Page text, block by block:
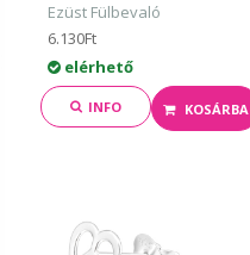
Ezüst Fülbevaló
6.130Ft
elérhető
INFO KOSÁRBA